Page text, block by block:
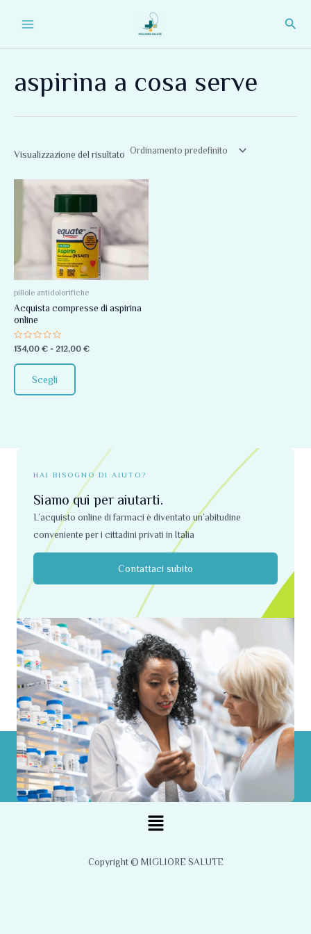
aspirina a cosa serve
Visualizzazione del risultato
pillole antidolorifiche
Acquista compresse di aspirina
online
Valutato
0
su
5
134,00 € - 212,00 €
Fascia
di
da
134,00 €
a
212,00 €
Scegli
Questo
più
varianti.
Le
opzioni
possono
scelte
del
HAI BISOGNO DI AIUTO?
Siamo qui per aiutarti.
L’acquisto online di farmaci è diventato un’abitudine
conveniente per i cittadini privati ​​in Italia
Contattaci subito
Menu
Copyright © MIGLIORE SALUTE